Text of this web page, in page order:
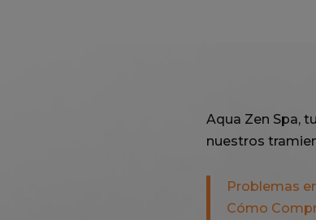
Aqua Zen Spa,
nuestros
Problemas
Cómo